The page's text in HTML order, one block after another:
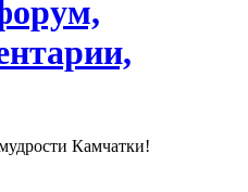
Камчатки!